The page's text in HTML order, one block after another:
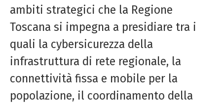
ambiti strategici che la Regione
Toscana si impegna a presidiare tra i
quali la cybersicurezza della
infrastruttura di rete regionale, la
connettività fissa e mobile per la
popolazione, il coordinamento della